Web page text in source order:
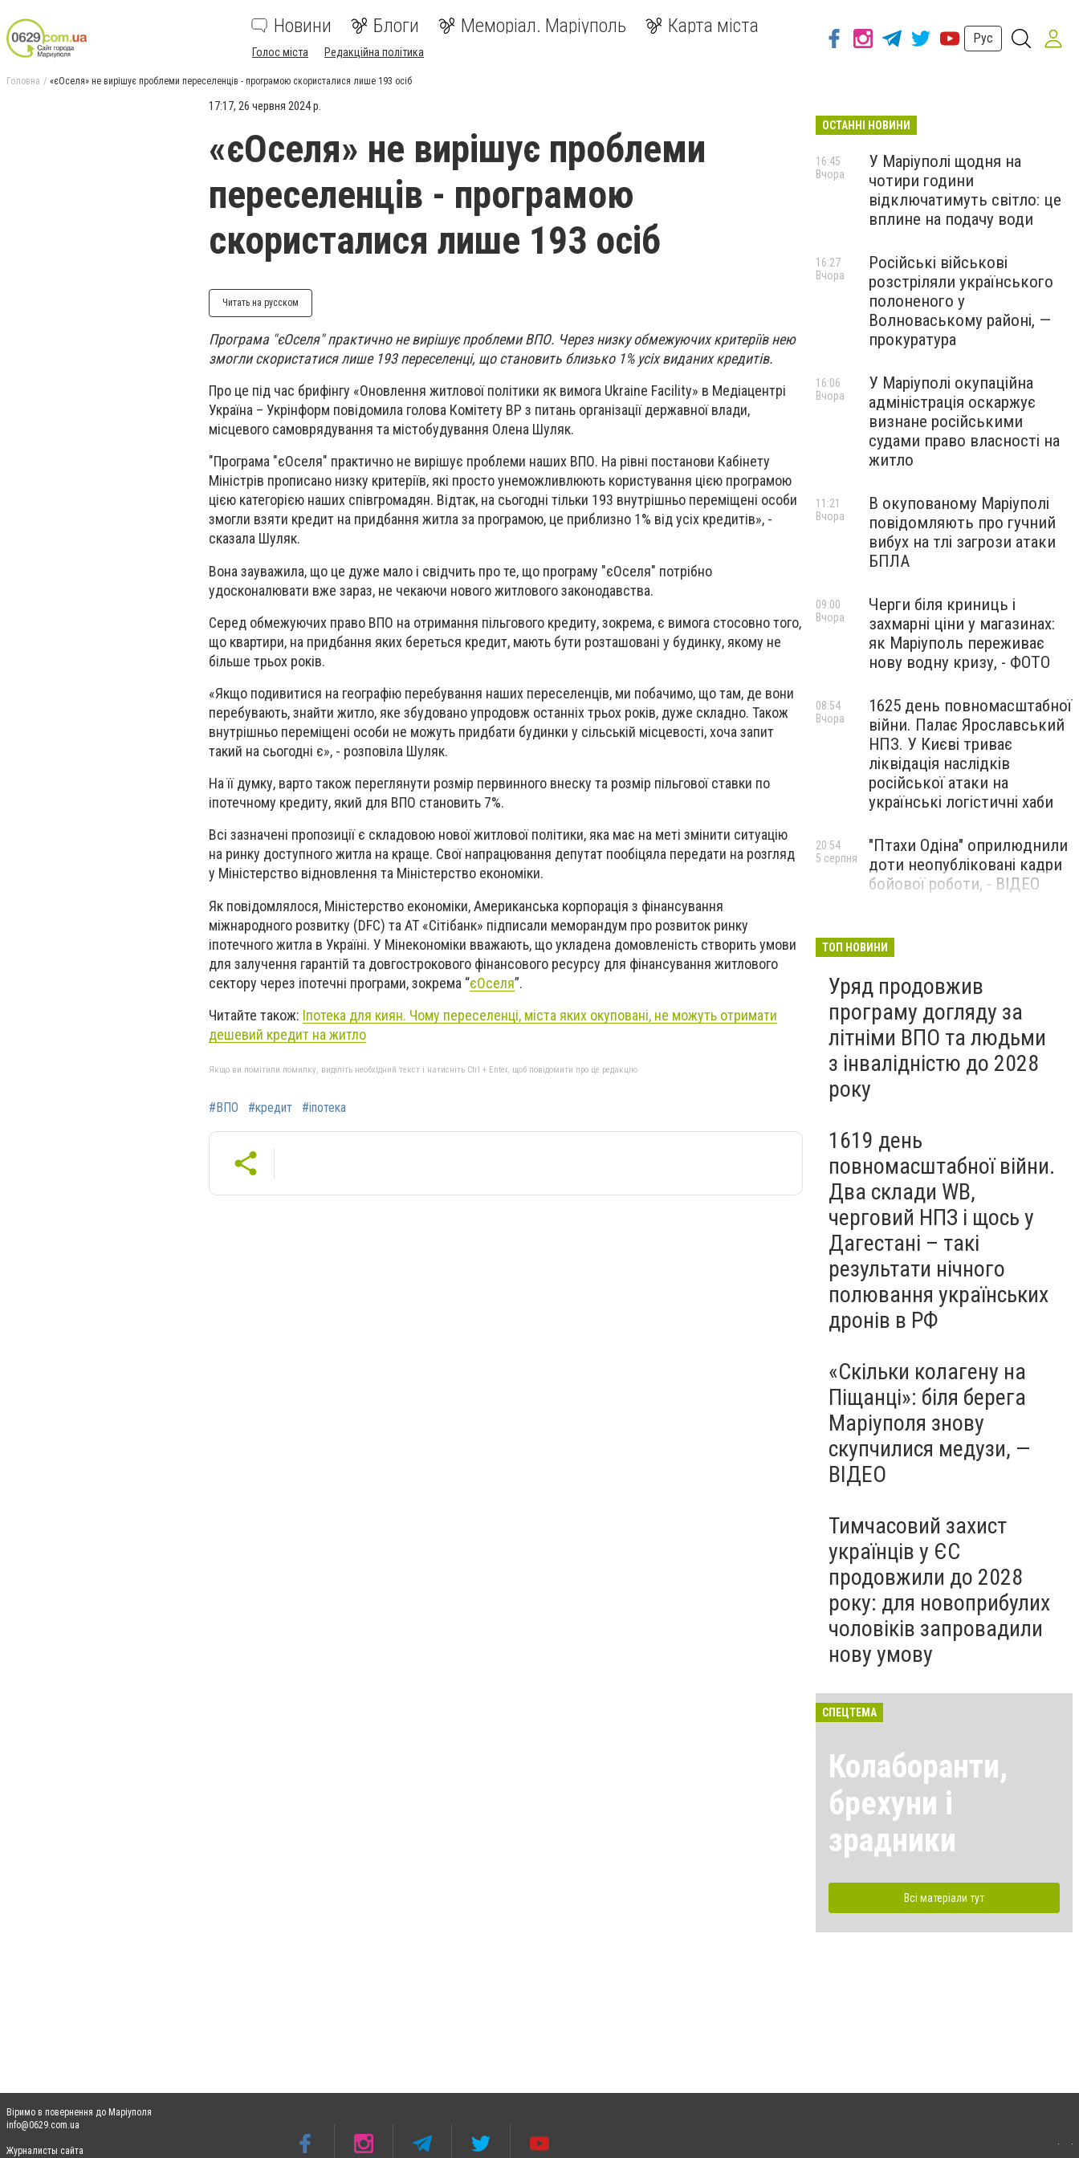
Новини Блоги Меморіал. Маріуполь Карта міста
Голос міста Редакційна політика
Рус
Головна «єОселя» не вирішує проблеми переселенців - програмою скористалися лише 193 осіб
17:17, 26 червня 2024 р.
«єОселя» не вирішує проблеми
переселенців - програмою
скористалися лише 193 осіб
Читать на русском
Програма "єОселя" практично не вирішує проблеми ВПО. Через низку обмежуючих критеріїв нею
змогли скористатися лише 193 переселенці, що становить близько 1% усіх виданих кредитів.
Про це під час брифінгу «Оновлення житлової політики як вимога Ukraine Facility» в Медіацентрі
Україна – Укрінформ повідомила голова Комітету ВР з питань організації державної влади,
місцевого самоврядування та містобудування Олена Шуляк.
"Програма "єОселя" практично не вирішує проблеми наших ВПО. На рівні постанови Кабінету
Міністрів прописано низку критеріїв, які просто унеможливлюють користування цією програмою
цією категорією наших співгромадян. Відтак, на сьогодні тільки 193 внутрішньо переміщені особи
змогли взяти кредит на придбання житла за програмою, це приблизно 1% від усіх кредитів», -
сказала Шуляк.
Вона зауважила, що це дуже мало і свідчить про те, що програму "єОселя" потрібно
удосконалювати вже зараз, не чекаючи нового житлового законодавства.
Серед обмежуючих право ВПО на отримання пільгового кредиту, зокрема, є вимога стосовно того,
що квартири, на придбання яких береться кредит, мають бути розташовані у будинку, якому не
більше трьох років.
«Якщо подивитися на географію перебування наших переселенців, ми побачимо, що там, де вони
перебувають, знайти житло, яке збудовано упродовж останніх трьох років, дуже складно. Також
внутрішньо переміщені особи не можуть придбати будинки у сільській місцевості, хоча запит
такий на сьогодні є», - розповіла Шуляк.
На її думку, варто також переглянути розмір первинного внеску та розмір пільгової ставки по
іпотечному кредиту, який для ВПО становить 7%.
Всі зазначені пропозиції є складовою нової житлової політики, яка має на меті змінити ситуацію
на ринку доступного житла на краще. Свої напрацювання депутат пообіцяла передати на розгляд
у Міністерство відновлення та Міністерство економіки.
Як повідомлялося, Міністерство економіки, Американська корпорація з фінансування
міжнародного розвитку (DFC) та АТ «Сітібанк» підписали меморандум про розвиток ринку
іпотечного житла в Україні. У Мінекономіки вважають, що укладена домовленість створить умови
для залучення гарантій та довгострокового фінансового ресурсу для фінансування житлового
сектору через іпотечні програми, зокрема “єОселя”.
Читайте також: Іпотека для киян. Чому переселенці, міста яких окуповані, не можуть отримати
дешевий кредит на житло
Якщо ви помітили помилку, виділіть необхідний текст і натисніть Ctrl + Enter, щоб повідомити про це редакцію
#ВПО #кредит #іпотека
ОСТАННІ НОВИНИ
У Маріуполі щодня на
чотири години
відключатимуть світло: це
вплине на подачу води
16:45
Вчора
Російські військові
розстріляли українського
полоненого у
Волноваському районі, —
прокуратура
16:27
Вчора
У Маріуполі окупаційна
адміністрація оскаржує
визнане російськими
судами право власності на
житло
16:06
Вчора
В окупованому Маріуполі
повідомляють про гучний
вибух на тлі загрози атаки
БПЛА
11:21
Вчора
Черги біля криниць і
захмарні ціни у магазинах:
як Маріуполь переживає
нову водну кризу, - ФОТО
09:00
Вчора
1625 день повномасштабної
війни. Палає Ярославський
НПЗ. У Києві триває
ліквідація наслідків
російської атаки на
українські логістичні хаби
08:54
Вчора
"Птахи Одіна" оприлюднили
доти неопубліковані кадри
бойової роботи, - ВІДЕО
20:54
5 серпня
Бєдняков зіграє тата
новому українському
фільмі, - ФОТО
5 серпня
ТОП НОВИНИ
Уряд продовжив
програму догляду за
літніми ВПО та людьми
з інвалідністю до 2028
року
1619 день
повномасштабної війни.
Два склади WB,
черговий НПЗ і щось у
Дагестані – такі
результати нічного
полювання українських
дронів в РФ
«Скільки колагену на
Піщанці»: біля берега
Маріуполя знову
скупчилися медузи, —
ВІДЕО
Тимчасовий захист
українців у ЄС
продовжили до 2028
року: для новоприбулих
чоловіків запровадили
нову умову
СПЕЦТЕМА
Колаборанти,
брехуни і
зрадники
Всі матеріали тут
Віримо в повернення до Маріуполя
info@0629.com.ua
Журналисты сайта